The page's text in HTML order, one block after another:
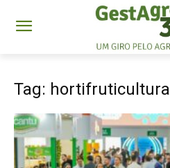
Tag: hortifruticultura